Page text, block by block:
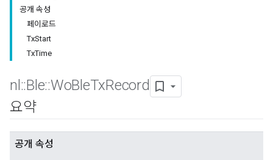
공개 속성
페이로드
TxStart
TxTime
nl ::Ble::WoBleTxRecord
요약
공개 속성